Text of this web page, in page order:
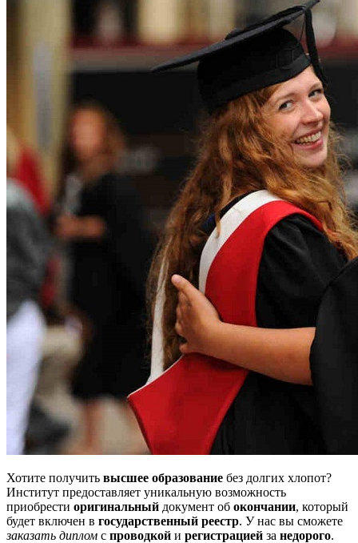
Хотите получить высшее образование без долгих хлопот?
Институт предоставляет уникальную возможность
приобрести оригинальный документ об окончании, который
будет включен в государственный реестр. У нас вы сможете
заказать диплом с проводкой и регистрацией за недорого.